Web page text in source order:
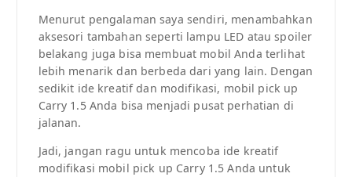
Menurut pengalaman saya sendiri, menambahkan
aksesori tambahan seperti lampu LED atau spoiler
belakang juga bisa membuat mobil Anda terlihat
lebih menarik dan berbeda dari yang lain. Dengan
sedikit ide kreatif dan modifikasi, mobil pick up
Carry 1.5 Anda bisa menjadi pusat perhatian di
jalanan.
Jadi, jangan ragu untuk mencoba ide kreatif
modifikasi mobil pick up Carry 1.5 Anda untuk